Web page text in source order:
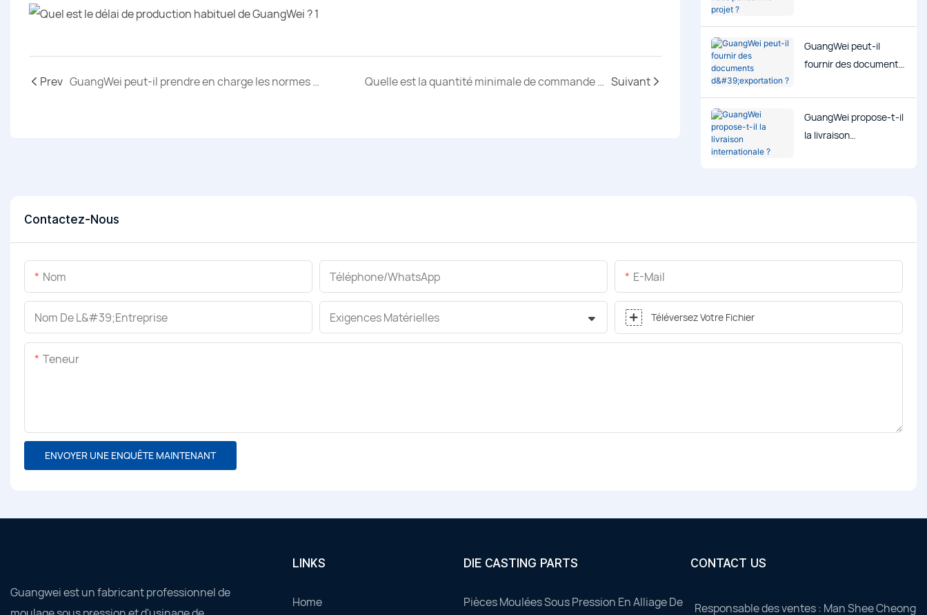
Prev GuangWei peut-il prendre en charge les normes PPAP et automobiles ? Quelle est la quantité minimale de commande (MOQ) de GuangWei ? Suivant
GuangWei peut-il
fournir des documents
GuangWei propose-t-il
la livraison
Contactez-Nous
Nom Téléphone/WhatsApp E-Mail
Nom De L&#39;entreprise Exigences Matérielles Téléversez Votre Fichier
Teneur
ENVOYER UNE ENQUÊTE MAINTENANT
Guangwei est un fabricant professionnel de
LINKS
Home
DIE CASTING PARTS
Pièces Moulées Sous Pression En Alliage De
CONTACT US
Responsable des ventes : Man Shee Cheong